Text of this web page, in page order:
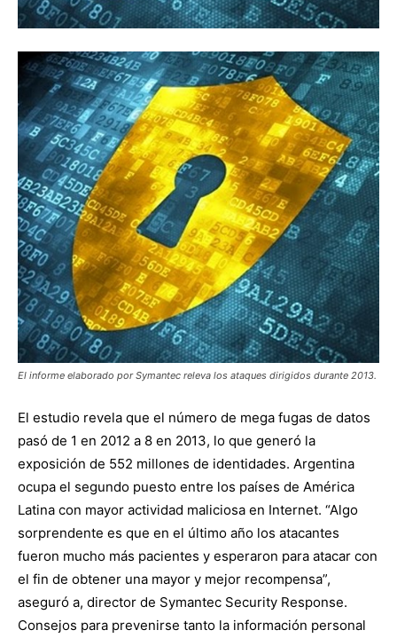
El informe elaborado por Symantec releva los ataques dirigidos durante 2013.
El estudio revela que el número de mega fugas de datos
pasó de 1 en 2012 a 8 en 2013, lo que generó la
exposición de 552 millones de identidades. Argentina
ocupa el segundo puesto entre los países de América
Latina con mayor actividad maliciosa en Internet. “Algo
sorprendente es que en el último año los atacantes
fueron mucho más pacientes y esperaron para atacar con
el fin de obtener una mayor y mejor recompensa”,
aseguró a, director de Symantec Security Response.
Consejos para prevenirse tanto la información personal